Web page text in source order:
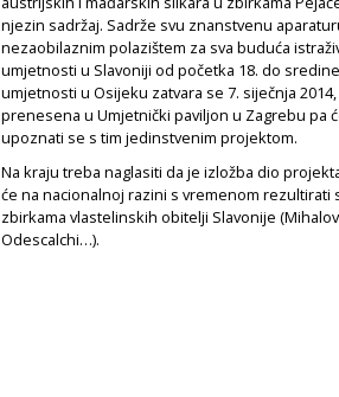
njezin sadržaj. Sadrže svu znanstvenu
nezaobilaznim polazištem za sva buduća
umjetnosti u Slavoniji od početka 18. do
umjetnosti u Osijeku zatvara se 7. siječnja
prenesena u Umjetnički paviljon u Zagrebu pa
upoznati se s tim jedinstvenim projektom.
Na kraju treba naglasiti da je izložba dio
će na nacionalnoj razini s vremenom
zbirkama vlastelinskih obitelji Slavonije
Odescalchi…).